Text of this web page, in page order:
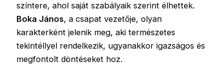
színtere, ahol saját szabályaik szerint élhettek.
Boka János, a csapat vezetője, olyan
karakterként jelenik meg, aki természetes
tekintéllyel rendelkezik, ugyanakkor igazságos és
megfontolt döntéseket hoz.